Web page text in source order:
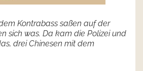
Kontrabass saßen auf der
sich was. Da kam die Polizei und
drei Chinesen mit dem